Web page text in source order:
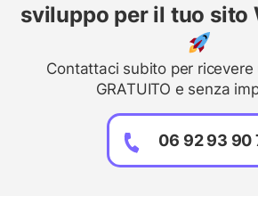
sviluppo per il tuo sito
Contattaci subito per ricevere
GRATUITO e senza
06 92 93 90